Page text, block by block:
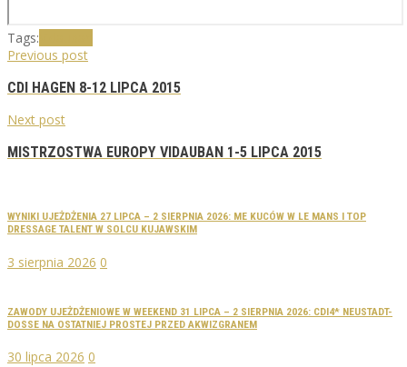
Tags:
Previous post
CDI HAGEN 8-12 LIPCA 2015
Next post
MISTRZOSTWA EUROPY VIDAUBAN 1-5 LIPCA 2015
WYNIKI UJEŻDŻENIA 27 LIPCA – 2 SIERPNIA 2026: ME KUCÓW W LE MANS I TOP
DRESSAGE TALENT W SOLCU KUJAWSKIM
3 sierpnia 2026 0
ZAWODY UJEŻDŻENIOWE W WEEKEND 31 LIPCA – 2 SIERPNIA 2026: CDI4* NEUSTADT-
DOSSE NA OSTATNIEJ PROSTEJ PRZED AKWIZGRANEM
30 lipca 2026 0